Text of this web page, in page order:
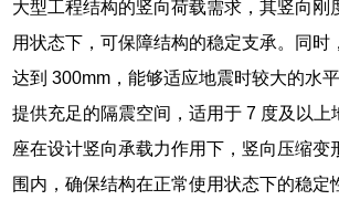
大型工程结构的竖向荷载需求，其竖向刚
用状态下，可保障结构的稳定支承。同时
达到 300mm，能够适应地震时较大的水
提供充足的隔震空间，适用于 7 度及以上
座在设计竖向承载力作用下，竖向压缩变
围内，确保结构在正常使用状态下的稳定